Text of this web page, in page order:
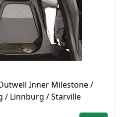
Inner Milestone /
/ Linnburg / Starville